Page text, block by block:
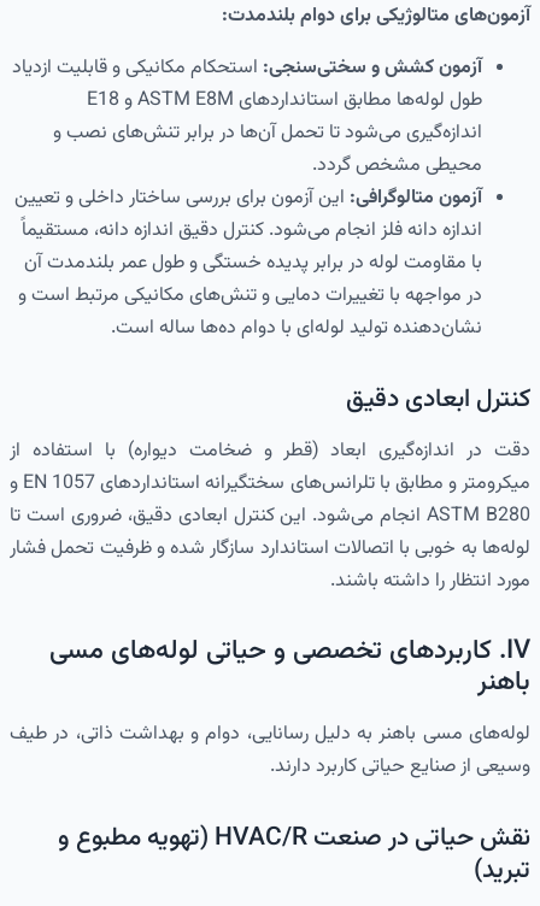
آزمون‌های متالوژیکی برای دوام بلندمدت:
آزمون کشش و سختی‌سنجی: استحکام مکانیکی و قابلیت ازدیاد
طول لوله‌ها مطابق استانداردهای ASTM E8M و E18
اندازه‌گیری می‌شود تا تحمل آن‌ها در برابر تنش‌های نصب و
محیطی مشخص گردد.
آزمون متالوگرافی: این آزمون برای بررسی ساختار داخلی و تعیین
اندازه دانه فلز انجام می‌شود. کنترل دقیق اندازه دانه، مستقیماً
با مقاومت لوله در برابر پدیده خستگی و طول عمر بلندمدت آن
در مواجهه با تغییرات دمایی و تنش‌های مکانیکی مرتبط است و
نشان‌دهنده تولید لوله‌ای با دوام ده‌ها ساله است.
کنترل ابعادی دقیق
دقت در اندازه‌گیری ابعاد (قطر و ضخامت دیواره) با استفاده از
میکرومتر و مطابق با تلرانس‌های سختگیرانه استانداردهای EN 1057 و
ASTM B280 انجام می‌شود. این کنترل ابعادی دقیق، ضروری است تا
لوله‌ها به خوبی با اتصالات استاندارد سازگار شده و ظرفیت تحمل فشار
مورد انتظار را داشته باشند.
IV. کاربردهای تخصصی و حیاتی لوله‌های مسی
باهنر
لوله‌های مسی باهنر به دلیل رسانایی، دوام و بهداشت ذاتی، در طیف
وسیعی از صنایع حیاتی کاربرد دارند.
نقش حیاتی در صنعت HVAC/R (تهویه مطبوع و
تبرید)